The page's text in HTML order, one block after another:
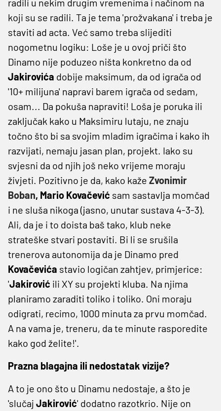
radili u nekim drugim vremenima i načinom na
koji su se radili. Ta je tema 'prožvakana' i treba je
staviti ad acta. Već samo treba slijediti
nogometnu logiku: Loše je u ovoj priči što
Dinamo nije poduzeo ništa konkretno da od
Jakirovića dobije maksimum, da od igrača od
'10+ milijuna' napravi barem igrača od sedam,
osam... Da pokuša napraviti! Loša je poruka ili
zaključak kako u Maksimiru lutaju, ne znaju
točno što bi sa svojim mladim igračima i kako ih
razvijati, nemaju jasan plan, projekt. Iako su
svjesni da od njih još neko vrijeme moraju
živjeti. Pozitivno je da, kako kaže Zvonimir
Boban, Mario Kovačević sam sastavlja momčad
i ne sluša nikoga (jasno, unutar sustava 4-3-3).
Ali, da je i to doista baš tako, klub neke
strateške stvari postaviti. Bi li se srušila
trenerova autonomija da je Dinamo pred
Kovačevića stavio logičan zahtjev, primjerice:
'Jakirović ili XY su projekti kluba. Na njima
planiramo zaraditi toliko i toliko. Oni moraju
odigrati, recimo, 1000 minuta za prvu momčad.
A na vama je, treneru, da te minute rasporedite
kako god želite!'.
Prazna blagajna ili nedostatak vizije?
A to je ono što u Dinamu nedostaje, a što je
'slučaj Jakirović' dodatno razotkrio. Nije on